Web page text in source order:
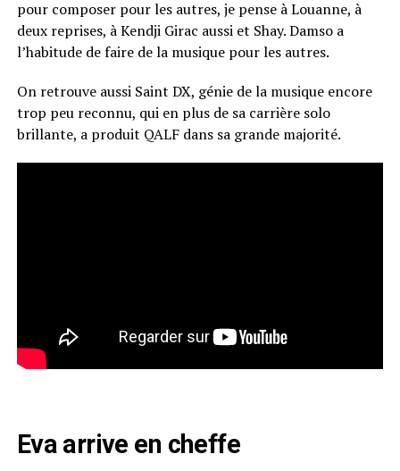
pour composer pour les autres, je pense à Louanne, à
deux reprises, à Kendji Girac aussi et Shay. Damso a
l’habitude de faire de la musique pour les autres.
On retrouve aussi Saint DX, génie de la musique encore
trop peu reconnu, qui en plus de sa carrière solo
brillante, a produit QALF dans sa grande majorité.
Eva arrive en cheffe